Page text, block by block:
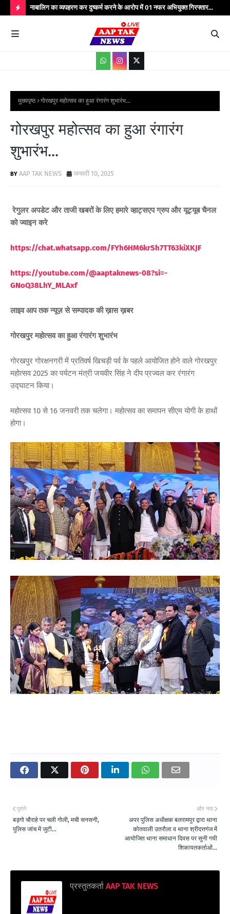
O
S
नाबालिग का व्यपहरण कर दुष्कर्म करने के आरोप में 01 नफर अभियुक्त गिरफ्तार...
मुख्यपृष्ठ गोरखपुर महोत्सव का हुआ रंगारंग शुभारंभ...
गोरखपुर महोत्सव का हुआ रंगारंग
शुभारंभ...
AAP TAK NEWS जनवरी 10, 2025
रेगुलर अपडेट और ताजी खबरों के लिए हमारे व्हाट्सएप ग्रुप और यूट्यूब चैनल
को ज्वाइन करे
https://chat.whatsapp.com/FYh6HM6krSh7TT63kiXKJF
https://youtube.com/@aaptaknews-08?si=-
GNoQ38LhY_MLAxf
लाइव आप तक न्यूज़ से सम्पादक की ख़ास ख़बर
गोरखपुर महोत्सव का हुआ रंगारंग शुभारंभ
गोरखपुर गोरक्षनगरी में प्रतिवर्ष खिचड़ी पर्व के पहले आयोजित होने वाले गोरखपुर
महोत्सव 2025 का पर्यटन मंत्री जयवीर सिंह ने दीप प्रज्वल कर रंगारंग
उद्घाटन किया।
महोत्सव 10 से 16 जनवरी तक चलेगा। महोत्सव का समापन सीएम योगी के हाथों
होगा।
और नया
अपर पुलिस अधीक्षक बलरामपुर द्वारा थाना
कोतवाली उतरौला व थाना श्रीदत्तगंज में
आयोजित थाना समाधान दिवस पर सुनी गयी
शिकायतकर्ताओं...
पुराने
बड़गो चौराहे पर चली गोली, मची सनसनी,
पुलिस जांच में जुटी...
प्रस्तुतकर्ता AAP TAK NEWS